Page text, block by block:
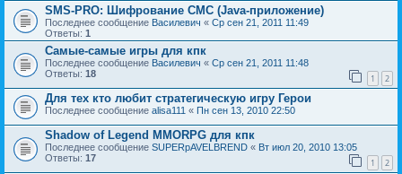
SMS-PRO: Шифрование СМС (Java-приложение)
Последнее сообщение Василевич « Ср сен 21, 2011 11:49
Ответы: 1
Самые-самые игры для кпк
Последнее сообщение Василевич « Ср сен 21, 2011 11:48
Ответы: 18 1 2
Для тех кто любит стратегическую игру Герои
Последнее сообщение alisa111 « Пн сен 13, 2010 22:50
Shadow of Legend MMORPG для кпк
Последнее сообщение SUPERpAVELBREND « Вт июл 20, 2010 13:05
Ответы: 17 1 2